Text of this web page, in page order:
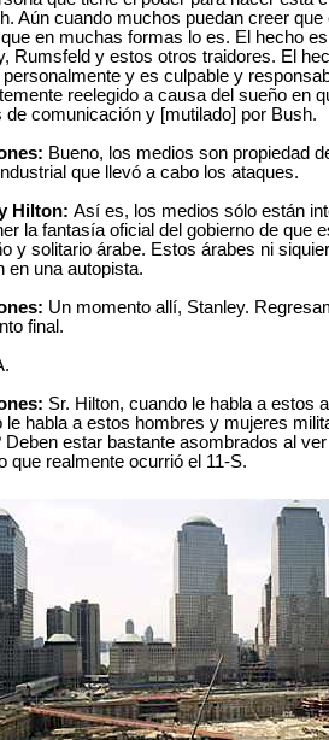
Aún cuando muchos puedan creer que
en muchas formas lo es. El hecho
Rumsfeld y estos otros traidores. El
personalmente y es culpable y
reelegido a causa del sueño en
de comunicación y [mutilado] por Bush.
Bueno, los medios son propiedad
que llevó a cabo los ataques.
Hilton: Así es, los medios sólo están
la fantasía oficial del gobierno de que
y solitario árabe. Estos árabes ni
en una autopista.
Un momento allí, Stanley.
final.
Sr. Hilton, cuando le habla a estos
le habla a estos hombres y mujeres
Deben estar bastante asombrados al
que realmente ocurrió el 11-S.